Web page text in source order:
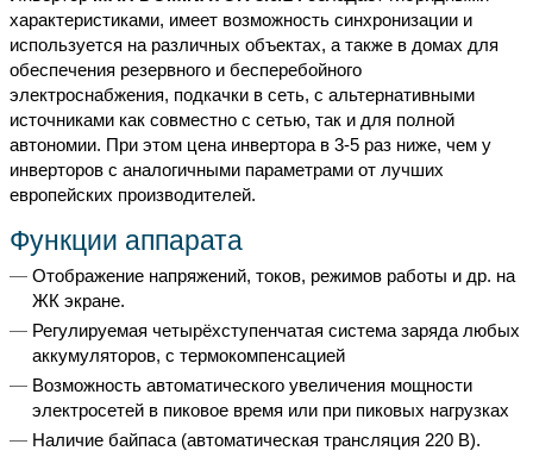
характеристиками, имеет возможность синхронизации и
используется на различных объектах, а также в домах для
обеспечения резервного и бесперебойного
электроснабжения, подкачки в сеть, с альтернативными
источниками как совместно с сетью, так и для полной
автономии. При этом цена инвертора в 3-5 раз ниже, чем у
инверторов с аналогичными параметрами от лучших
европейских производителей.
Функции аппарата
Отображение напряжений, токов, режимов работы и др. на
ЖК экране.
Регулируемая четырёхступенчатая система заряда любых
аккумуляторов, с термокомпенсацией
Возможность автоматического увеличения мощности
электросетей в пиковое время или при пиковых нагрузках
Наличие байпаса (автоматическая трансляция 220 В).